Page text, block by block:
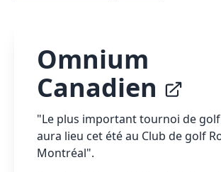
Omnium
Canadien
"Le plus important tournoi de golf
aura lieu cet été au Club de golf
Montréal".